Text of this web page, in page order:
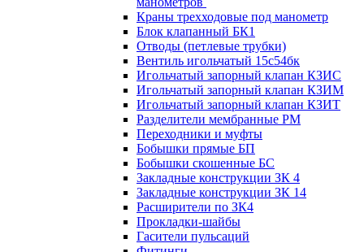
Краны трехходовые под манометр
Блок клапанный БК1
Отводы (петлевые трубки)
Вентиль игольчатый 15с54бк
Игольчатый запорный клапан КЗИС
Игольчатый запорный клапан КЗИМ
Игольчатый запорный клапан КЗИТ
Разделители мембранные РМ
Переходники и муфты
Бобышки прямые БП
Бобышки скошенные БС
Закладные конструкции ЗК 4
Закладные конструкции ЗК 14
Расширители по ЗК4
Прокладки-шайбы
Гасители пульсаций